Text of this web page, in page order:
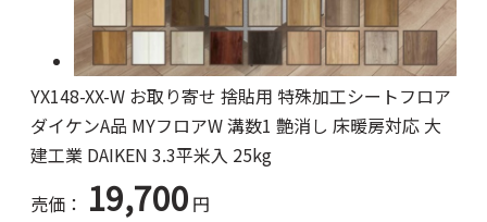
YX148-XX-W お取り寄せ 捨貼用 特殊加工シートフロア
ダイケンA品 MYフロアW 溝数1 艶消し 床暖房対応 大
建工業 DAIKEN 3.3平米入 25kg
売価： 19,700 円